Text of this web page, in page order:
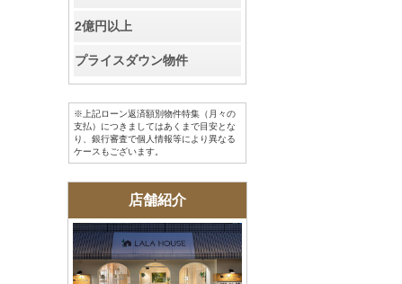
2億円以上
プライスダウン物件
※上記ローン返済額別物件特集（月々の
支払）につきましてはあくまで目安とな
り、銀行審査で個人情報等により異なる
ケースもございます。
店舗紹介